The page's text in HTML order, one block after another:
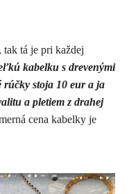
tá je pri každej
kabelku s drevenými
rúčky stoja 10 eur a ja
a pletiem z drahej
cena kabelky je